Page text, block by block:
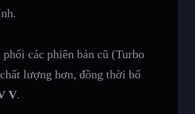
các phiên bản cũ (Turbo
lượng hơn, đồng thời bổ
V.